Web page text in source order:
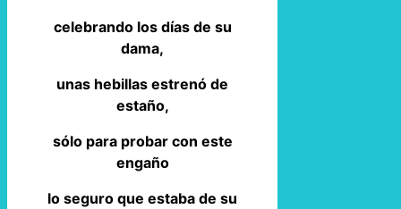
celebrando los días de su
dama,
unas hebillas estrenó de
estaño,
sólo para probar con este
engaño
lo seguro que estaba de su